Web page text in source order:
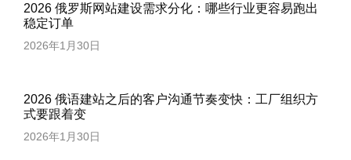
2026 俄罗斯网站建设需求分化：哪些行业更容易跑出
稳定订单
2026年1月30日
2026 俄语建站之后的客户沟通节奏变快：工厂组织方
式要跟着变
2026年1月30日